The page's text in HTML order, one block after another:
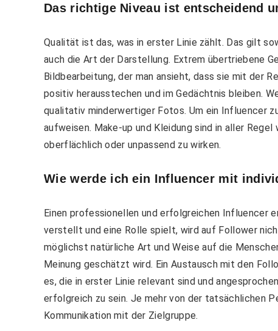
Das richtige Niveau ist entscheidend
Qualität ist das, was in erster Linie zählt. Das gilt
auch die Art der Darstellung. Extrem übertriebene
Bildbearbeitung, der man ansieht, dass sie mit der
positiv herausstechen und im Gedächtnis bleiben.
qualitativ minderwertiger Fotos. Um ein Influencer
aufweisen. Make-up und Kleidung sind in aller
oberflächlich oder unpassend zu wirken.
Wie werde ich ein Influencer mit
Einen professionellen und erfolgreichen Influencer
verstellt und eine Rolle spielt, wird auf Follower
möglichst natürliche Art und Weise auf die
Meinung geschätzt wird. Ein Austausch mit den
es, die in erster Linie relevant sind und
erfolgreich zu sein. Je mehr von der tatsächlichen
Kommunikation mit der Zielgruppe.